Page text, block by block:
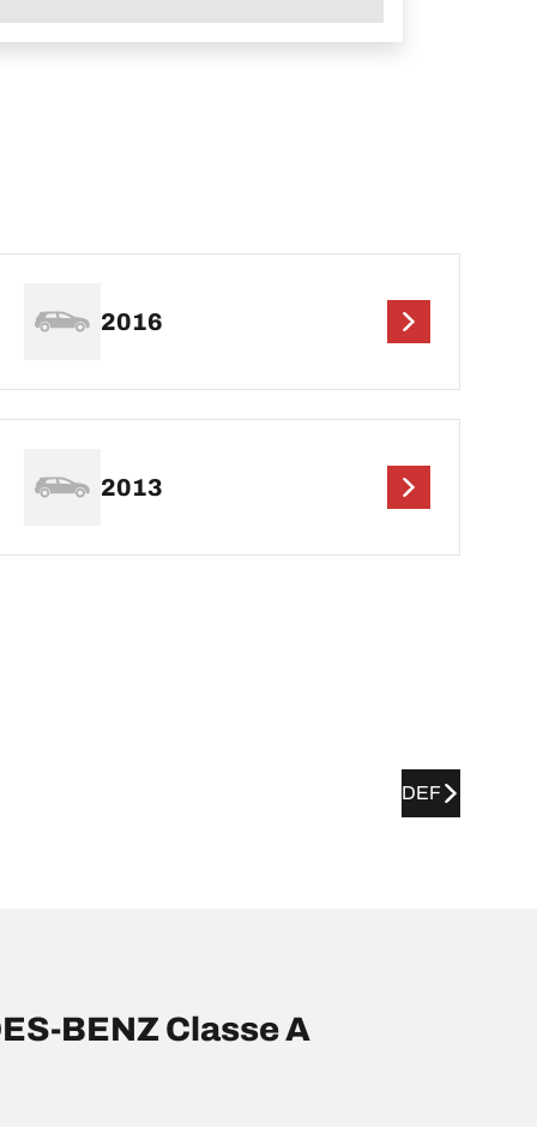
2016
2013
DEF
BENZ Classe A